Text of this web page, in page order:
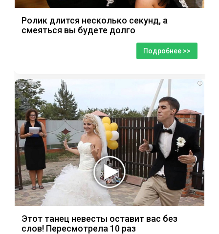
Ролик длится несколько секунд, а
смеяться вы будете долго
Подробнее >>
i
Этот танец невесты оставит вас без
слов! Пересмотрела 10 раз